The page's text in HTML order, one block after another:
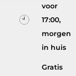
voor
17:00,
morgen
in huis
Gratis